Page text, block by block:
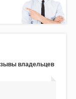
владельцев